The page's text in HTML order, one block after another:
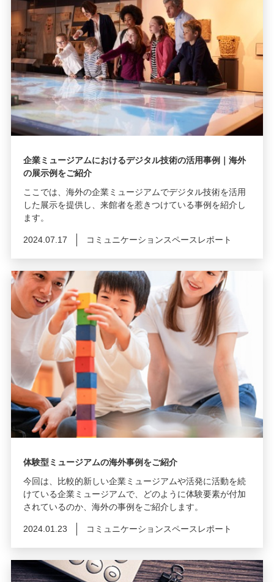
企業ミュージアムにおけるデジタル技術の活用事例｜海外
の展示例をご紹介
ここでは、海外の企業ミュージアムでデジタル技術を活用
した展示を提供し、来館者を惹きつけている事例を紹介し
ます。
2024.07.17 コミュニケーションスペースレポート
体験型ミュージアムの海外事例をご紹介
今回は、比較的新しい企業ミュージアムや活発に活動を続
けている企業ミュージアムで、どのように体験要素が付加
されているのか、海外の事例をご紹介します。
2024.01.23 コミュニケーションスペースレポート